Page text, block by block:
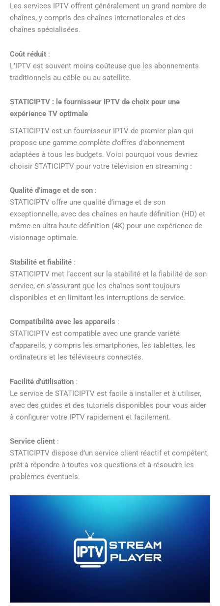
Les services IPTV offrent généralement un grand nombre de
chaînes, y compris des chaînes internationales et des
chaînes spécialisées.
Coût réduit :
L’IPTV est souvent moins coûteuse que les abonnements
traditionnels au câble ou au satellite.
STATICIPTV : le fournisseur IPTV de choix pour une
expérience TV optimale
STATICIPTV est un fournisseur IPTV de premier plan qui
propose une gamme complète d’offres d’abonnement
adaptées à tous les budgets. Voici pourquoi vous devriez
choisir STATICIPTV pour votre télévision en streaming :
Qualité d’image et de son :
STATICIPTV offre une qualité d’image et de son
exceptionnelle, avec des chaînes en haute définition (HD) et
même en ultra haute définition (4K) pour une expérience de
visionnage optimale.
Stabilité et fiabilité :
STATICIPTV met l’accent sur la stabilité et la fiabilité de son
service, en s’assurant que les chaînes sont toujours
disponibles et en limitant les interruptions de service.
Compatibilité avec les appareils :
STATICIPTV est compatible avec une grande variété
d’appareils, y compris les smartphones, les tablettes, les
ordinateurs et les téléviseurs connectés.
Facilité d’utilisation :
Le service de STATICIPTV est facile à installer et à utiliser,
avec des guides et des tutoriels disponibles pour vous aider
à configurer votre IPTV rapidement et facilement.
Service client :
STATICIPTV dispose d’un service client réactif et compétent,
prêt à répondre à toutes vos questions et à résoudre les
problèmes éventuels.